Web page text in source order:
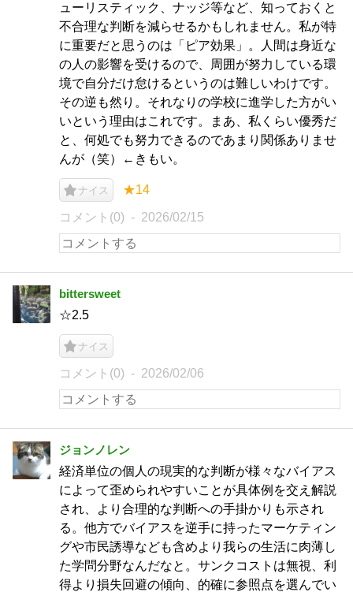
ューリスティック、ナッジ等など、知っておくと
不合理な判断を減らせるかもしれません。私が特
に重要だと思うのは「ピア効果」。人間は身近な
の人の影響を受けるので、周囲が努力している環
境で自分だけ怠けるというのは難しいわけです。
その逆も然り。それなりの学校に進学した方がい
いという理由はこれです。まあ、私くらい優秀だ
と、何処でも努力できるのであまり関係ありませ
んが（笑）←きもい。
ナイス ★14
コメント(0) 2026/02/15
bittersweet
☆2.5
ナイス
コメント(0) 2026/02/06
ジョンノレン
経済単位の個人の現実的な判断が様々なバイアス
によって歪められやすいことが具体例を交え解説
され、より合理的な判断への手掛かりも示され
る。他方でバイアスを逆手に持ったマーケティン
グや市民誘導なども含めより我らの生活に肉薄し
た学問分野なんだなと。サンクコストは無視、利
得より損失回避の傾向、的確に参照点を選んでい